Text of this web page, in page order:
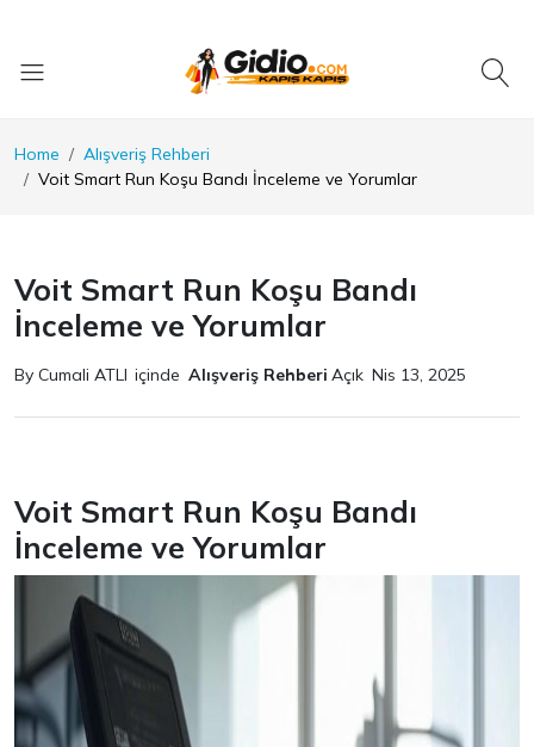
Home
Alışveriş Rehberi
Voit Smart Run Koşu Bandı İnceleme ve Yorumlar
Voit Smart Run Koşu Bandı
İnceleme ve Yorumlar
By Cumali ATLI içinde Alışveriş Rehberi Açık Nis 13, 2025
Voit Smart Run Koşu Bandı
İnceleme ve Yorumlar